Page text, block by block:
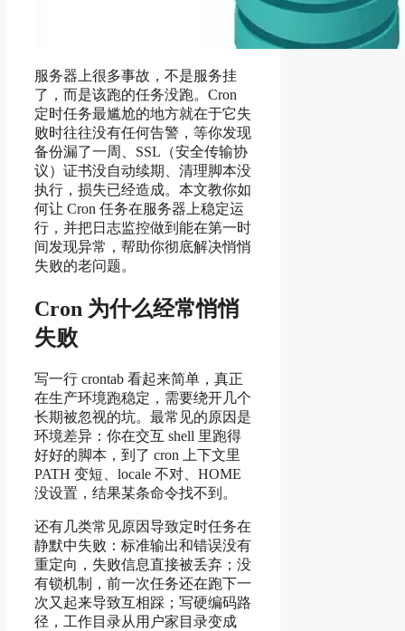
服务器上很多事故，不是服务挂
了，而是该跑的任务没跑。Cron
定时任务最尴尬的地方就在于它失
败时往往没有任何告警，等你发现
备份漏了一周、SSL（安全传输协
议）证书没自动续期、清理脚本没
执行，损失已经造成。本文教你如
何让 Cron 任务在服务器上稳定运
行，并把日志监控做到能在第一时
间发现异常，帮助你彻底解决悄悄
失败的老问题。
Cron 为什么经常悄悄
失败
写一行 crontab 看起来简单，真正
在生产环境跑稳定，需要绕开几个
长期被忽视的坑。最常见的原因是
环境差异：你在交互 shell 里跑得
好好的脚本，到了 cron 上下文里
PATH 变短、locale 不对、HOME
没设置，结果某条命令找不到。
还有几类常见原因导致定时任务在
静默中失败：标准输出和错误没有
重定向，失败信息直接被丢弃；没
有锁机制，前一次任务还在跑下一
次又起来导致互相踩；写硬编码路
径，工作目录从用户家目录变成